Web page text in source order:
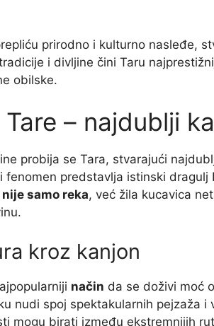
prirodno i kulturno nasleđe,
i divljine čini Taru
obilske.
– najdublji
probija se Tara, stvarajući
fenomen predstavlja istinski dragulj
nije samo reka, već žila kucavica
kroz kanjon
način da se doživi moć
nudi spoj spektakularnih pejzaža i
mogu birati između ekstremnijih